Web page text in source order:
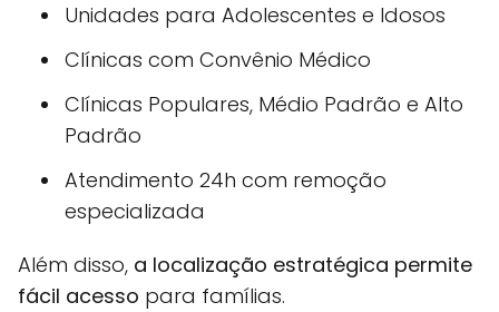
Unidades para Adolescentes e Idosos
Clínicas com Convênio Médico
Clínicas Populares, Médio Padrão e Alto
Padrão
Atendimento 24h com remoção
especializada
Além disso, a localização estratégica permite
fácil acesso para famílias.